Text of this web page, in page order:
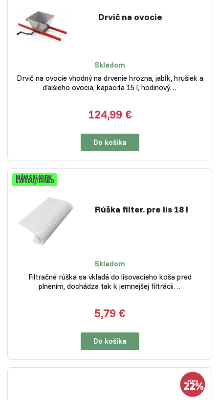
Drvič na ovocie
Skladom
Drvič na ovocie vhodný na drvenie hrozna, jabĺk, hrušiek a
ďalšieho ovocia, kapacita 15 l, hodinový…
124,99 €
Do košíka
MÁM SKLADEM
EXPEDUJI IHNED
Rúška filter. pre lis 18 l
Skladom
Filtračné rúška sa vkladá do lisovacieho koša pred
plnením, dochádza tak k jemnejšej filtrácii…
5,79 €
Do košíka